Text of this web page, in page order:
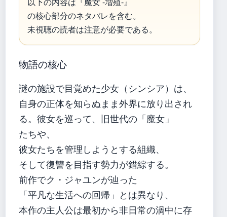
以下の内容は『魔女 -増殖-』
の核心部分のネタバレを含む。
未視聴の読者は注意が必要である。
物語の核心
謎の施設で目覚めた少女（シンシア）は、
自身の正体を知らぬまま外界に放り出され
る。彼女を巡って、旧世代の「魔女」
たちや、
彼女たちを管理しようとする組織、
そして復讐を目指す勢力が錯綜する。
前作でク・ジャユンが辿った
「平凡な生活への回帰」とは異なり、
本作の主人公は最初から非日常の渦中に存